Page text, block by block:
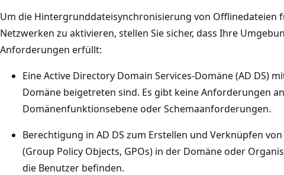
Um die Hintergrunddateisynchronisierung von Offlinedateien
Netzwerken zu aktivieren, stellen Sie sicher, dass Ihre
Anforderungen erfüllt:
Eine Active Directory Domain Services-Domäne (AD DS)
Domäne beigetreten sind. Es gibt keine Anforderungen
Domänenfunktionsebene oder Schemaanforderungen.
Berechtigung in AD DS zum Erstellen und Verknüpfen
(Group Policy Objects, GPOs) in der Domäne oder
die Benutzer befinden.